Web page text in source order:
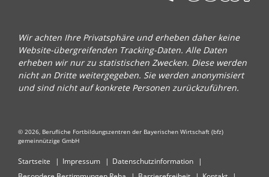
Wir achten Ihre Privatsphäre und erheben daher keine
Website-übergreifenden Tracking-Daten. Alle Daten
erheben wir nur zu statistischen Zwecken. Diese werden
nicht an Dritte weitergegeben. Sie werden anonymisiert
und sind nicht auf konkrete Personen zurückzuführen.
© 2026, Berufliche Fortbildungszentren der Bayerischen Wirtschaft (bfz)
gemeinnützige GmbH
Startseite Impressum
Datenschutzinformation